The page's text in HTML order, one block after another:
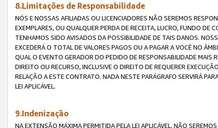
8.Limitações de Responsabilidade
NÓS E NOSSAS AFILIADAS OU LICENCIADORES NÃO SEREMOS
EXEMPLARES, OU QUALQUER PERDA DE RECEITA, LUCRO, FUNDO
TENHAMOS SIDO AVISADOS DA POSSIBILIDADE DE TAIS DANOS.
EXCEDERÁ O TOTAL DE VALORES PAGOS OU A PAGAR A VOCÊ NO
QUAL O EVENTO GERADOR DO PEDIDO DE RESPONSABILIDADE
DIREITO OU RECURSO, INCLUSIVE O DIREITO DE REQUERER
RELAÇÃO A ESTE CONTRATO. NADA NESTE PARÁGRAFO SERVIRÁ
LEI APLICÁVEL.
9.Indenização
NA EXTENSÃO MÁXIMA PERMITIDA PELA LEI APLICÁVEL, NÃO